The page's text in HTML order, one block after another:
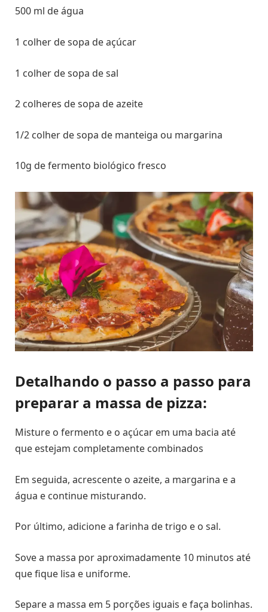
500 ml de água
1 colher de sopa de açúcar
1 colher de sopa de sal
2 colheres de sopa de azeite
1/2 colher de sopa de manteiga ou margarina
10g de fermento biológico fresco
Detalhando o passo a passo para
preparar a massa de pizza:
Misture o fermento e o açúcar em uma bacia até
que estejam completamente combinados
Em seguida, acrescente o azeite, a margarina e a
água e continue misturando.
Por último, adicione a farinha de trigo e o sal.
Sove a massa por aproximadamente 10 minutos até
que fique lisa e uniforme.
Separe a massa em 5 porções iguais e faça bolinhas.